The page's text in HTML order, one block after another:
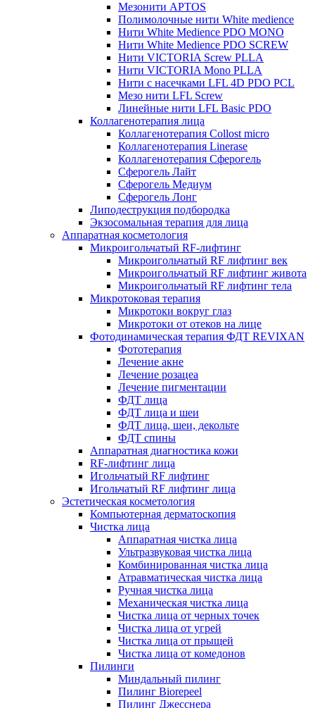
Мезонити APTOS
Полимолочные нити White medience
Нити White Medience PDO MONO
Нити White Medience PDO SCREW
Нити VICTORIA Screw PLLA
Нити VICTORIA Mono PLLA
Нити с насечками LFL 4D PDO PCL
Мезо нити LFL Screw
Линейные нити LFL Basic PDO
Коллагенотерапия лица
Коллагенотерапия Collost micro
Коллагенотерапия Linerase
Коллагенотерапия Сферогель
Сферогель Лайт
Сферогель Медиум
Сферогель Лонг
Липодеструкция подбородка
Экзосомальная терапия для лица
Аппаратная косметология
Микроигольчатый RF-лифтинг
Микроигольчатый RF лифтинг век
Микроигольчатый RF лифтинг живота
Микроигольчатый RF лифтинг тела
Микротоковая терапия
Микротоки вокруг глаз
Микротоки от отеков на лице
Фотодинамическая терапия ФДТ REVIXAN
Фототерапия
Лечение акне
Лечение розацеа
Лечение пигментации
ФДТ лица
ФДТ лица и шеи
ФДТ лица, шеи, декольте
ФДТ спины
Аппаратная диагностика кожи
RF-лифтинг лица
Игольчатый RF лифтинг
Игольчатый RF лифтинг лица
Эстетическая косметология
Компьютерная дерматоскопия
Чистка лица
Аппаратная чистка лица
Ультразвуковая чистка лица
Комбинированная чистка лица
Атравматическая чистка лица
Ручная чистка лица
Механическая чистка лица
Чистка лица от черных точек
Чистка лица от угрей
Чистка лица от прыщей
Чистка лица от комедонов
Пилинги
Миндальный пилинг
Пилинг Biorepeel
Пилинг Джесснера